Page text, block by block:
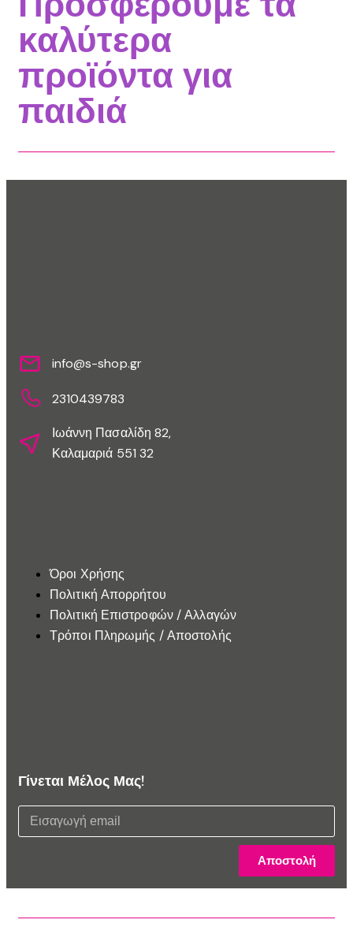
καλύτερα
προϊόντα για
παιδιά
info@s-shop.gr
2310439783
Ιωάννη Πασαλίδη 82,
Καλαμαριά 551 32
Όροι Χρήσης
Πολιτική Απορρήτου
Πολιτική Επιστροφών / Αλλαγών
Τρόποι Πληρωμής / Αποστολής
Γίνεται Μέλος Μας!
Αποστολή